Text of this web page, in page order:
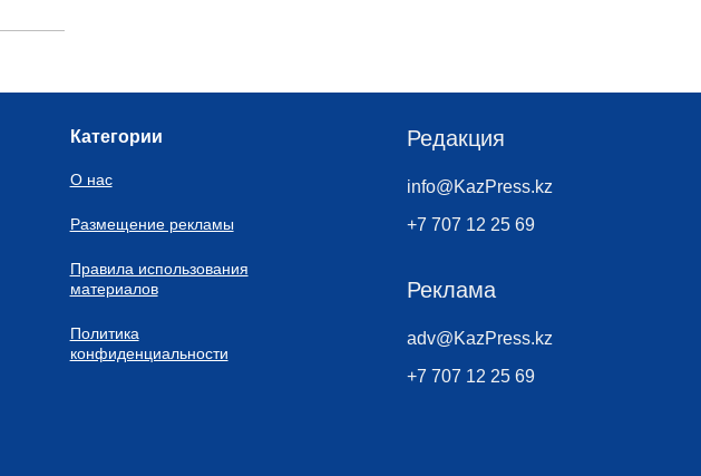
Категории
О нас
Размещение рекламы
Правила использования
материалов
Политика
конфиденциальности
Редакция
info@KazPress.kz
+7 707 12 25 69
Реклама
adv@KazPress.kz
+7 707 12 25 69